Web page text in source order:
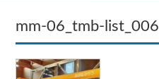
mm-06_tmb-list_006